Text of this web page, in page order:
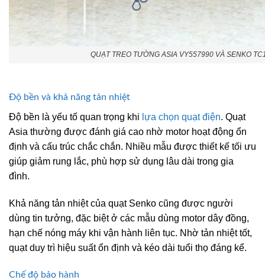
QUẠT TREO TƯỜNG ASIA VY557990 VÀ SENKO
Độ bền và khả năng tản nhiệt
Độ bền là yếu tố quan trọng khi lựa chọn quạt điện. Quạt
Asia thường được đánh giá cao nhờ motor hoạt động ổn
định và cấu trúc chắc chắn. Nhiều mẫu được thiết kế tối ưu
giúp giảm rung lắc, phù hợp sử dụng lâu dài trong gia
đình.
Khả năng tản nhiệt của quạt Senko cũng được người
dùng tin tưởng, đặc biệt ở các mẫu dùng motor dây đồng,
hạn chế nóng máy khi vận hành liên tục. Nhờ tản nhiệt tốt,
quạt duy trì hiệu suất ổn định và kéo dài tuổi thọ đáng kể.
Chế độ bảo hành